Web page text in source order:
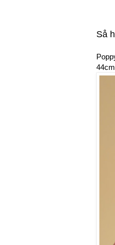
Så